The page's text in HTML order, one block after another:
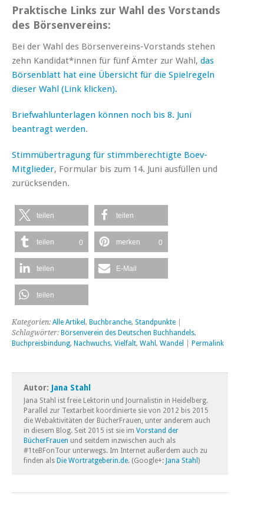
Praktische Links zur Wahl des Vorstands
des Börsenvereins:
Bei der Wahl des Börsenvereins-Vorstands stehen
zehn Kandidat*innen für fünf Ämter zur Wahl, das
Börsenblatt hat eine Übersicht für die Spielregeln
dieser Wahl (Link klicken).
Briefwahlunterlagen können noch bis 8. Juni
beantragt werden.
Stimmübertragung für stimmberechtigte Boev-
Mitglieder, Formular bis zum 14. Juni ausfüllen und
zurücksenden.
teilen teilen
teilen 0 merken 0
teilen E-Mail
teilen
Kategorien: Alle Artikel , Buchbranche, Standpunkte
Schlagwörter: Börsenverein des Deutschen Buchhandels,
Buchpreisbindung, Nachwuchs, Vielfalt, Wahl , Wandel Permalink
Autor: Jana Stahl
Jana Stahl ist freie Lektorin und Journalistin in Heidelberg.
Parallel zur Textarbeit koordinierte sie von 2012 bis 2015
die Webaktivitäten der BücherFrauen, unter anderem auch
in diesem Blog. Seit 2015 ist sie im Vorstand der
BücherFrauen und seitdem inzwischen auch als
#1teBFonTour unterwegs. Im Internet außerdem auch zu
finden als Die Wortratgeberin.de. (Google+: Jana Stahl )